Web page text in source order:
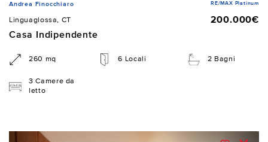
Andrea Finocchiaro RE/MAX Platinum
Linguaglossa, CT
200.000€
Casa Indipendente
260 mq 6 Locali 2 Bagni
3 Camere da
letto